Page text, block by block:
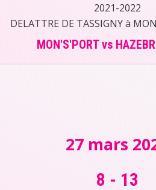
2021-2022
DELATTRE DE TASSIGNY à
MON'S'PORT vs
27 mars
8 - 13